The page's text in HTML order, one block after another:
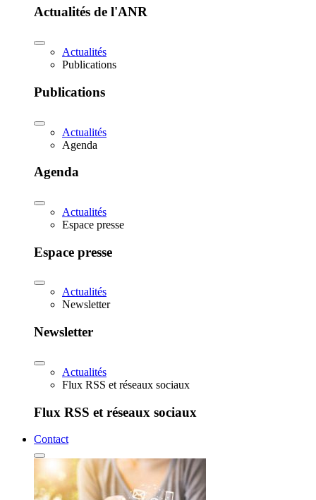
Actualités de l'ANR
Actualités
Publications
Publications
Actualités
Agenda
Agenda
Actualités
Espace presse
Espace presse
Actualités
Newsletter
Newsletter
Actualités
Flux RSS et réseaux sociaux
Flux RSS et réseaux sociaux
Contact